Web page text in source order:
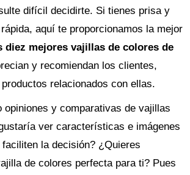
difícil decidirte. Si tienes prisa y
aquí te proporcionamos la mejor
diez mejores vajillas de colores de
y recomiendan los clientes,
relacionados con ellas.
opiniones y comparativas de vajillas
ver características e imágenes
la decisión? ¿Quieres
de colores perfecta para ti? Pues